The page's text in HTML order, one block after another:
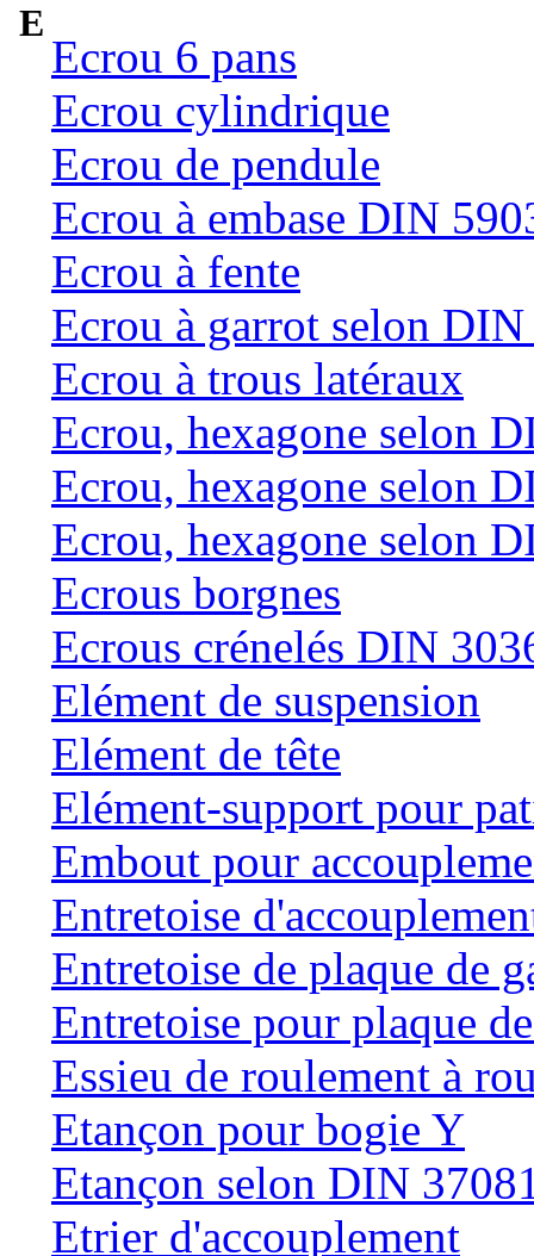
E
Ecrou 6 pans
Ecrou cylindrique
Ecrou de pendule
Ecrou à embase DIN
Ecrou à fente
Ecrou à garrot selon
Ecrou à trous latéraux
Ecrou, hexagone selon
Ecrou, hexagone selon
Ecrou, hexagone selon
Ecrous borgnes
Ecrous crénelés DIN
Elément de suspension
Elément de tête
Elément-support pour
Embout pour
Entretoise
Entretoise de plaque de
Entretoise pour plaque
Essieu de roulement à
Etançon pour bogie Y
Etançon selon DIN
Etrier d'accouplement